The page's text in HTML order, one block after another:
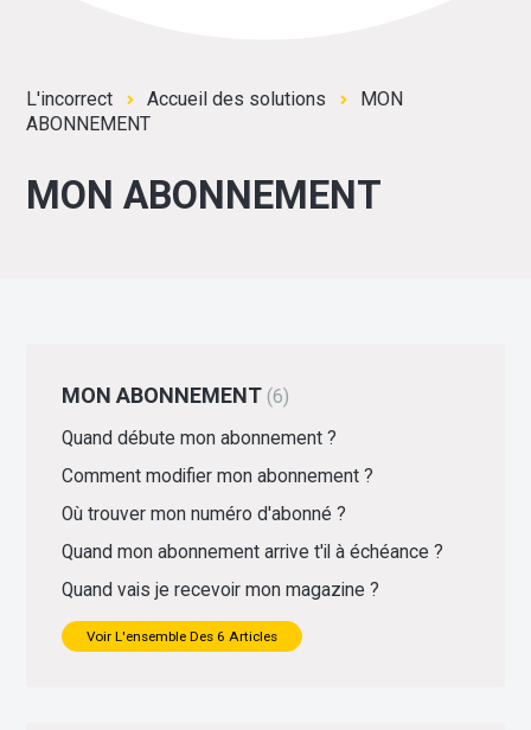
L'incorrect Accueil des solutions
MON
ABONNEMENT
MON ABONNEMENT
MON ABONNEMENT 6
Quand débute mon abonnement ?
Comment modifier mon abonnement ?
Où trouver mon numéro d'abonné ?
Quand mon abonnement arrive t'il à échéance ?
Quand vais je recevoir mon magazine ?
Voir L'ensemble Des 6 Articles